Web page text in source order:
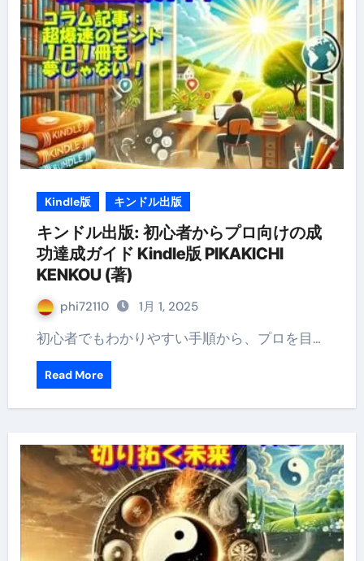
Kindle版 キンドル出版
キンドル出版: 初心者からプロ向けの成
功達成ガイド Kindle版 PIKAKICHI
KENKOU (著)
phi72110 1月 1, 2025
初心者でもわかりやすい手順から、プロを目…
Read More